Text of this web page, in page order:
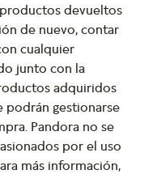
devueltos
de nuevo, contar
cualquier
junto con la
adquiridos
podrán gestionarse
Pandora no se
por el uso
más información,